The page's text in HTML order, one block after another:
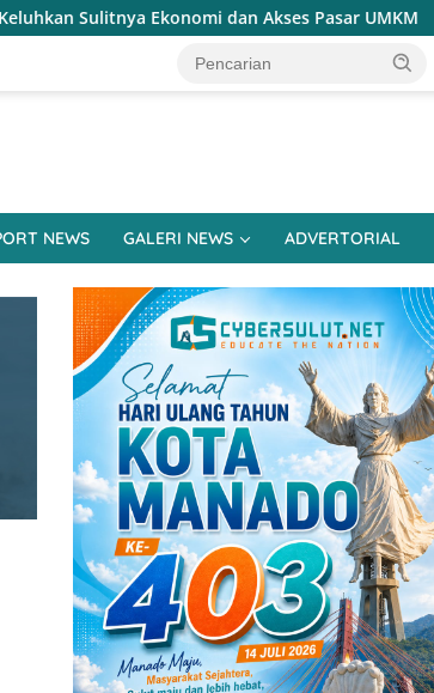
dan Akses Pasar UMKM Terapkan
NEWS GALERI NEWS ADVERTORIAL